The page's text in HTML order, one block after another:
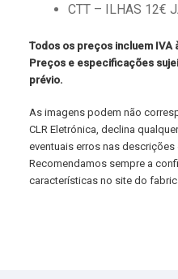
CTT – ILHAS 12€
Todos os preços incluem IVA
Preços e especificações
prévio.
As imagens podem não
CLR Eletrónica, declina
eventuais erros nas
Recomendamos sempre a
características no site do